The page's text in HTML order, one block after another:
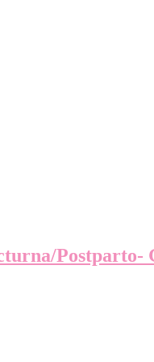
Postparto-